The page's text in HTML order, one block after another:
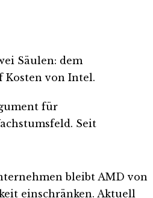
Säulen: dem
Kosten von Intel.
für
Seit
bleibt AMD von
einschränken. Aktuell